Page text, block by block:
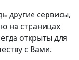
другие сервисы,
на страницах
открыты для
с Вами.